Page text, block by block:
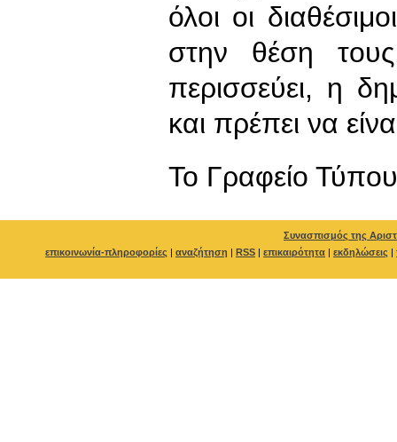
όλοι οι
στην θέση
περισσεύει, η
και πρέπει να
To Γραφείο Τύπου
Συνασπισμός της
επικοινωνία-πληροφορίες | αναζήτηση | RSS | επικαιρότητα | εκδηλώσεις |